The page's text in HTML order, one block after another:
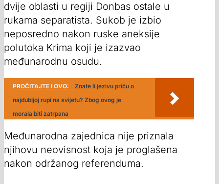
dvije oblasti u regiji Donbas ostale u
rukama separatista. Sukob je izbio
neposredno nakon ruske aneksije
polutoka Krima koji je izazvao
međunarodnu osudu.
PROČITAJTE I OVO:
Znate li jezivu priču o
najdubljoj rupi na svijetu? Zbog ovog je
morala biti zatrpana
Međunarodna zajednica nije priznala
njihovu neovisnost koja je proglašena
nakon održanog referenduma.